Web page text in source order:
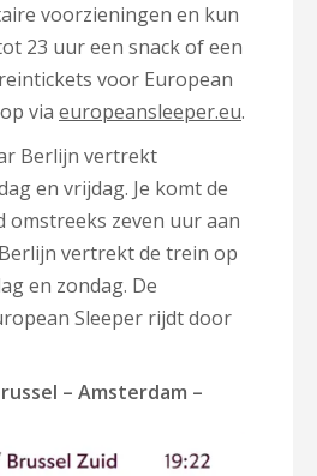
voorzieningen en kun
23 uur een snack of een
voor European
via europeansleeper.eu.
Berlijn vertrekt
en vrijdag. Je komt de
omstreeks zeven uur aan
vertrekt de trein op
en zondag. De
Sleeper rijdt door
– Amsterdam –